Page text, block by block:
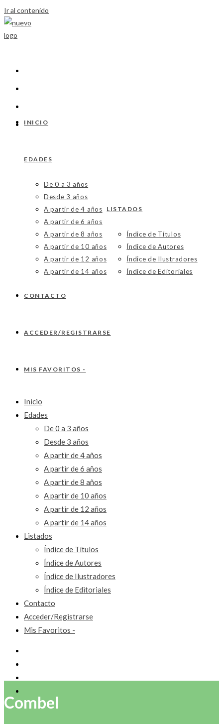
Ir al contenido
INICIO
EDADES
De 0 a 3 años
Desde 3 años
A partir de 4 años
A partir de 6 años
A partir de 8 años
A partir de 10 años
A partir de 12 años
A partir de 14 años
LISTADOS
Índice de Títulos
Índice de Autores
Índice de Ilustradores
Índice de Editoriales
CONTACTO
ACCEDER/REGISTRARSE
MIS FAVORITOS -
Inicio
Edades
De 0 a 3 años
Desde 3 años
A partir de 4 años
A partir de 6 años
A partir de 8 años
A partir de 10 años
A partir de 12 años
A partir de 14 años
Listados
Índice de Títulos
Índice de Autores
Índice de Ilustradores
Índice de Editoriales
Contacto
Acceder/Registrarse
Mis Favoritos -
Combel